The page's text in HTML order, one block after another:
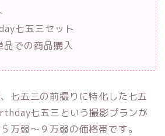
七五三セット
品での商品購入
七五三の前撮りに特化した七五
七五三という撮影プランが
万弱〜９万弱の価格帯です。